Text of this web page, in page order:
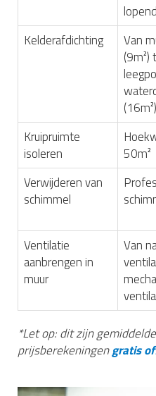
Kelderafdichting
Van
(16m²)
Kruipruimte
isoleren
50m²
Verwijderen van
schimmel
Ventilatie
aanbrengen in
muur
Van
*Let op: dit zijn
prijsberekeningengratis